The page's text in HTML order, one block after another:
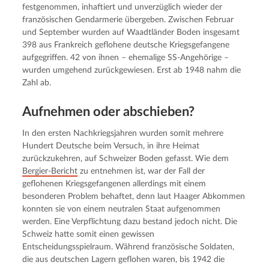
festgenommen, inhaftiert und unverzüglich wieder der
französischen Gendarmerie übergeben. Zwischen Februar
und September wurden auf Waadtländer Boden insgesamt
398 aus Frankreich geflohene deutsche Kriegsgefangene
aufgegriffen. 42 von ihnen – ehemalige SS-Angehörige –
wurden umgehend zurückgewiesen. Erst ab 1948 nahm die
Zahl ab.
Aufnehmen oder abschieben?
In den ersten Nachkriegsjahren wurden somit mehrere
Hundert Deutsche beim Versuch, in ihre Heimat
zurückzukehren, auf Schweizer Boden gefasst. Wie dem
Bergier-Bericht zu entnehmen ist, war der Fall der
geflohenen Kriegsgefangenen allerdings mit einem
besonderen Problem behaftet, denn laut Haager Abkommen
konnten sie von einem neutralen Staat aufgenommen
werden. Eine Verpflichtung dazu bestand jedoch nicht. Die
Schweiz hatte somit einen gewissen
Entscheidungsspielraum. Während französische Soldaten,
die aus deutschen Lagern geflohen waren, bis 1942 die